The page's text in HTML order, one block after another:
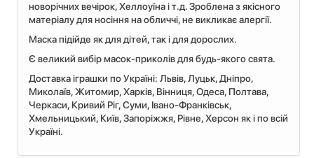
новорічних вечірок, Хеллоуїна і т.д. Зроблена з якісного
матеріалу для носіння на обличчі, не викликає алергії.
Маска підійде як для дітей, так і для дорослих.
Є великий вибір масок-приколів для будь-якого свята.
Доставка іграшки по Україні: Львiв, Луцьк, Дніпро,
Миколаїв, Житомир, Харків, Вінниця, Одеса, Полтава,
Черкаси, Кривий Ріг, Суми, Івано-Франківськ,
Хмельницький, Київ, Запоріжжя, Рівне, Херсон як і по всій
Україні.